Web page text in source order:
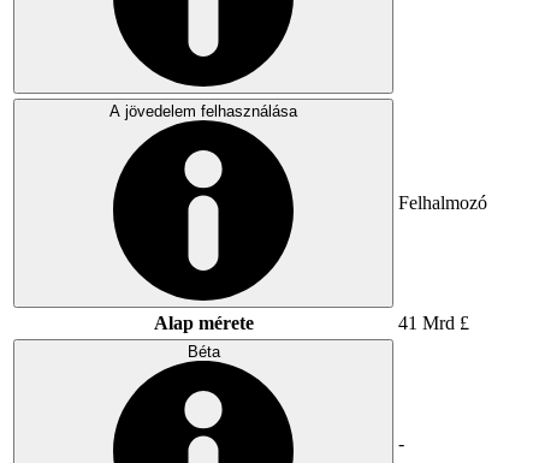
A jövedelem felhasználása
Felhalmozó
Alap mérete 41 Mrd £
Béta
-